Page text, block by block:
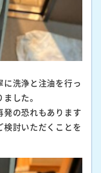
洗浄と注油を行っ
した。
の恐れもあります
検討いただくことを